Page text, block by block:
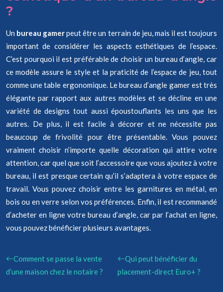
?
Un bureau gamerpeut être un terrain de jeu, mais il est toujours
important de considérer les aspects esthétiques de l’espace.
C’est pourquoi il est préférable de choisir un bureau d’angle, car
ce modèle assure le style et la praticité de l’espace de jeu, tout
comme une table ergonomique. Le bureau d’angle gamer est très
élégante par rapport aux autres modèles et se décline en une
variété de designs tout aussi époustouflants les uns que les
autres. De plus, il est facile à décorer et ne nécessite pas
beaucoup de frivolité pour être présentable. Vous pouvez
vraiment choisir n’importe quelle décoration qui attire votre
attention, car quel que soit l’accessoire que vous ajoutez à votre
bureau, il est presque certain qu’il s’adaptera à votre espace de
travail. Vous pouvez choisir entre les garnitures en métal, en
bois ou en verre selon vos préférences. Enfin, il est recommandé
d’acheter en ligne votre bureau d’angle, car par l’achat en ligne,
vous pouvez bénéficier plusieurs avantages.
Comment se passe la vente
d’une maison chez le notaire ?
Qui peut bénéficier du
placement-direct Euro+ ?